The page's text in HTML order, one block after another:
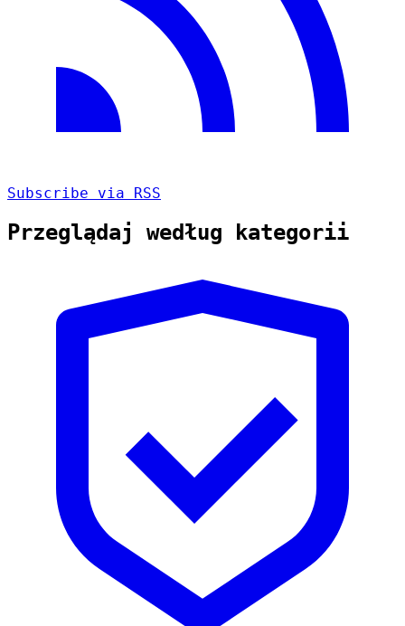
Subscribe via RSS
Przeglądaj według kategorii